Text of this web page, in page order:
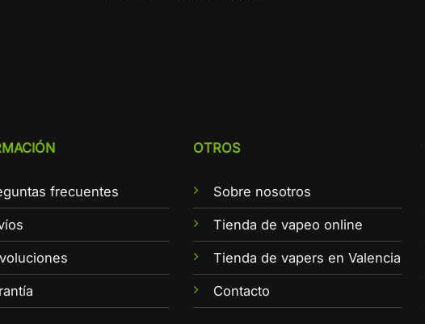
frecuentes
OTROS
Sobre nosotros
Tienda de vapeo online
Tienda de vapers en Valencia
Contacto